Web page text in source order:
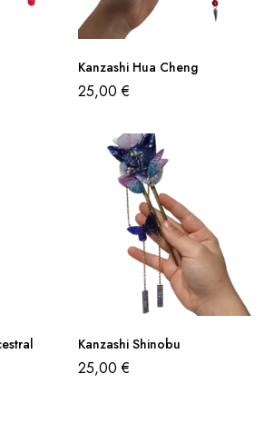
Kanzashi Hua Cheng
25,00€
Kanzashi Shinobu
25,00€